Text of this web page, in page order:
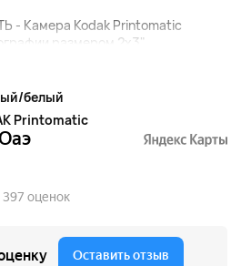
Камера Kodak Printomatic
размером 2х3". ...
белый
Printomatic